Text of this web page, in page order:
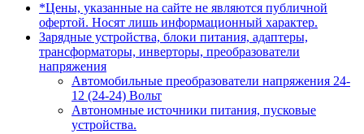
*Цены, указанные на сайте не являются публичной
офертой. Носят лишь информационный характер.
Зарядные устройства, блоки питания, адаптеры,
трансформаторы, инверторы, преобразователи
напряжения
Автомобильные преобразователи напряжения 24-
12 (24-24) Вольт
Автономные источники питания, пусковые
устройства.